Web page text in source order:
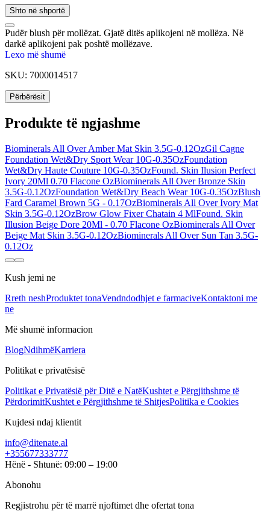
Shto në shportë
Pudër blush për mollëzat. Gjatë ditës aplikojeni në mollëza. Në
darkë aplikojeni pak poshtë mollëzave.
Lexo më shumë
SKU: 7000014517
Përbërësit
Produkte të ngjashme
Biominerals All Over Amber Mat Skin 3.5G-0.12OzGil Cagne
Foundation Wet&Dry Sport Wear 10G-0.35OzFoundation
Wet&Dry Haute Couture 10G-0.35OzFound. Skin Ilusion Perfect
Ivory 20Ml 0.70 Flacone OzBiominerals All Over Bronze Skin
3.5G-0.12OzFoundation Wet&Dry Beach Wear 10G-0.35OzBlush
Fard Caramel Brown 5G - 0.17OzBiominerals All Over Ivory Mat
Skin 3.5G-0.12OzBrow Glow Fixer Chatain 4 MlFound. Skin
Illusion Beige Dore 20Ml - 0.70 Flacone OzBiominerals All Over
Beige Mat Skin 3.5G-0.12OzBiominerals All Over Sun Tan 3.5G-
0.12Oz
Kush jemi ne
Rreth neshProduktet tonaVendndodhjet e farmaciveKontaktoni me
ne
Më shumë informacion
BlogNdihmëKarriera
Politikat e privatësisë
Politikat e Privatësië për Ditë e NatëKushtet e Përgjithshme të
PërdorimitKushtet e Përgjithshme të ShitjesPolitika e Cookies
Kujdesi ndaj klientit
info@ditenate.al
+355677333777
Hënë - Shtunë: 09:00 – 19:00
Abonohu
Regjistrohu për të marrë njoftimet dhe ofertat tona